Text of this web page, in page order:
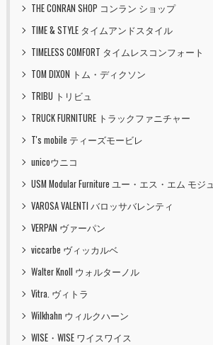
THE CONRAN SHOP コンラン ショップ
TIME & STYLE タイムアンドスタイル
TIMELESS COMFORT タイムレスコンフォート
TOM DIXON トム・ディクソン
TRIBU トリビュ
TRUCK FURNITURE トラックファニチャー
T's mobile ティーズモービレ
unicoウニコ
USM Modular Furniture ユー・エス・エム モジュ
VAROSA VALENTI バロッサバレンティ
VERPAN ヴァーパン
viccarbe ヴィッカルベ
Walter Knoll ウォルターノル
Vitra. ヴィトラ
Wilkhahn ウィルクハーン
WISE・WISE ワイスワイス